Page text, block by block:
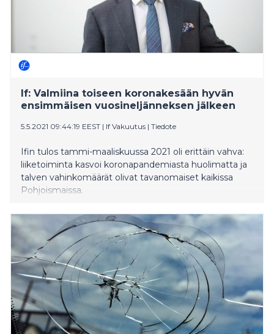
If: Valmiina toiseen koronakesään hyvän
ensimmäisen vuosineljänneksen jälkeen
5.5.2021 09:44:19 EEST | If Vakuutus | Tiedote
Ifin tulos tammi-maaliskuussa 2021 oli erittäin vahva:
liiketoiminta kasvoi koronapandemiasta huolimatta ja
talven vahinkomäärät olivat tavanomaiset kaikissa
Pohjoismaissa.